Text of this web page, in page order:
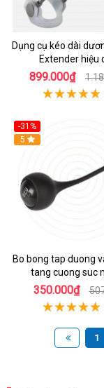
Dụng cụ kéo dài
Extender hiệu
899.000₫
-31%
Hot
5
Bo bong tap duong
tang cuong suc
350.000₫
1